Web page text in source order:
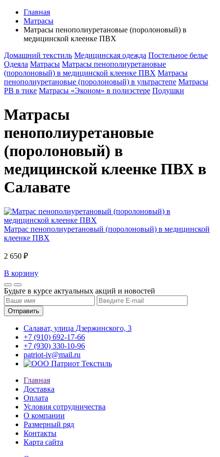
Главная
Матрасы
Матрасы пенополиуретановые (поролоновый) в
медицинской клеенке ПВХ
Домашний текстиль Медицинская одежда Постельное белье
Одеяла Матрасы Матрасы пенополиуретановые
(поролоновый) в медицинской клеенке ПВХ Матрасы
пенополиуретановые (поролоновый) в ультрастепе Матрасы
РВ в тике Матрасы «Эконом» в полиэстере Подушки
Матрасы
пенополиуретановые
(поролоновый) в
медицинской клеенке ПВХ в
Салавате
Матрас пенополиуретановый (поролоновый) в медицинской
клеенке ПВХ
2 650 ₽
В корзину
Будьте в курсе актуальных акций и новостей
Салават, улица Дзержинского, 3
+7 (910) 692-17-66
+7 (930) 330-10-96
patriot-iv@mail.ru
Главная
Доставка
Оплата
Условия сотрудничества
О компании
Размерный ряд
Контакты
Карта сайта